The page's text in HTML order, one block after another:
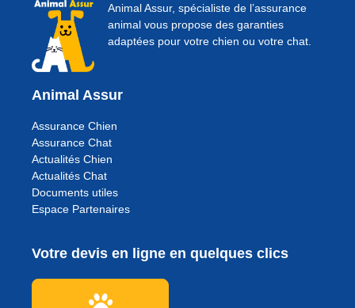
Animal Assur, spécialiste de l’assurance
animal vous propose des garanties
adaptées pour votre chien ou votre chat.
Animal Assur
Assurance Chien
Assurance Chat
Actualités Chien
Actualités Chat
Documents utiles
Espace Partenaires
Votre devis en ligne en quelques clics